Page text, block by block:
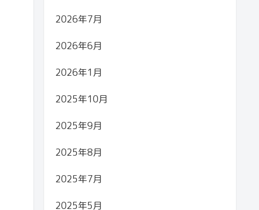
2026年7月
2026年6月
2026年1月
2025年10月
2025年9月
2025年8月
2025年7月
2025年5月